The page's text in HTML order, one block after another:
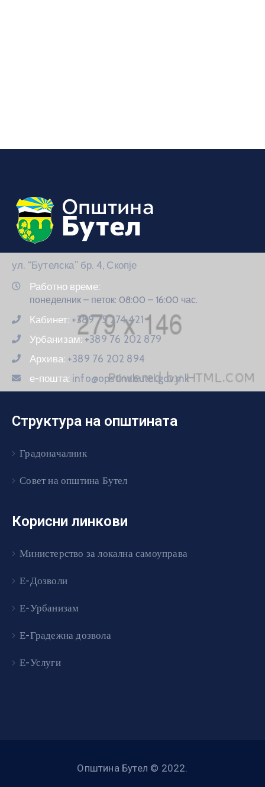
ул. “Бутелска” бр. 4, Скопје
Работно време:
понеделник – петок: 08:00 – 16:00 час.
Кабинет: +389 75 274 421
Урбанизам: +389 76 202 879
Архива: +389 76 202 894
е-пошта: info@opstinabutel.gov.mk
Структура на општината
Градоначалник
Совет на општина Бутел
Корисни линкови
Министерство за локална самоуправа
Е-Дозволи
Е-Урбанизам
Е-Градежна дозвола
Е-Услуги
Општина Бутел © 2022.